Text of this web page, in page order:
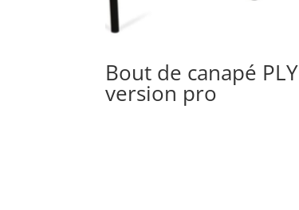
Bout de canapé PLY
version pro